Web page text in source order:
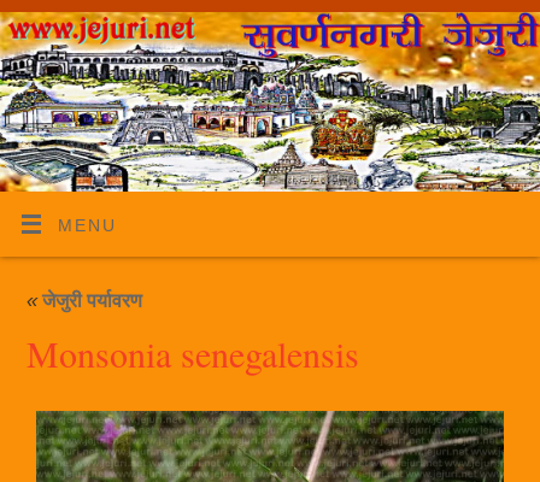
MENU
«जेजुरी पर्यावरण
Monsonia senegalensis